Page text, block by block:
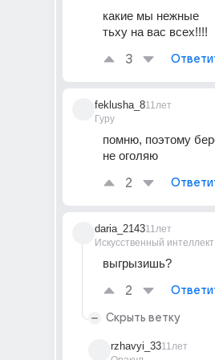
какие мы нежные
тьху на вас всех!!!!
3
feklusha_8
Гуру
11лет
помню, поэтому
не оголяю
2
daria_2143
Искусственный интеллект
11лет
выгрызишь?
2
Скрыть ветку
rzhavyi_3311лет